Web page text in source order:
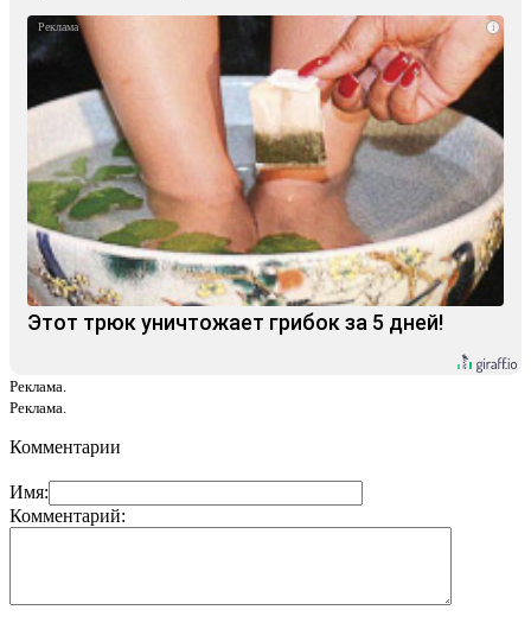
i
Этот трюк уничтожает грибок за 5 дней!
Реклама.
Реклама.
Комментарии
Имя:
Комментарий: